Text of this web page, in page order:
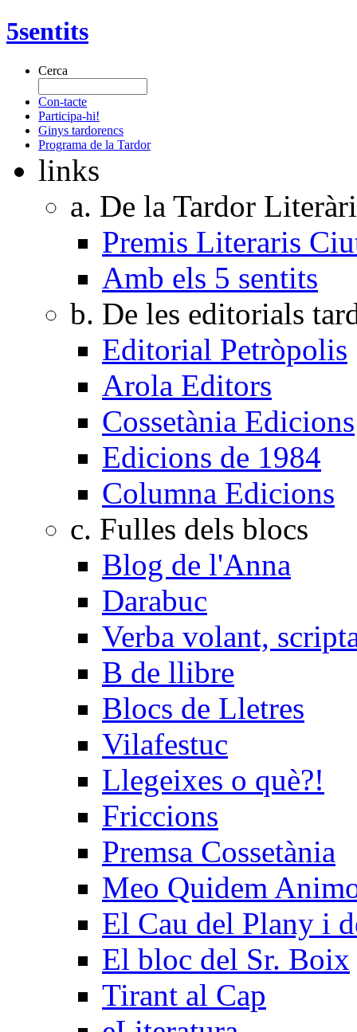
5sentits
Cerca
Con-tacte
Participa-hi!
Ginys tardorencs
Programa de la Tardor
links
a. De la Tardor
Premis Literaris
Amb els 5 sentits
b. De les editorials
Editorial Petròpolis
Arola Editors
Cossetània Edicions
Edicions de 1984
Columna Edicions
c. Fulles dels blocs
Blog de l'Anna
Darabuc
Verba volant,
B de llibre
Blocs de Lletres
Vilafestuc
Llegeixes o què?!
Friccions
Premsa Cossetània
Meo Quidem
El Cau del Plany i
El bloc del Sr. Boix
Tirant al Cap